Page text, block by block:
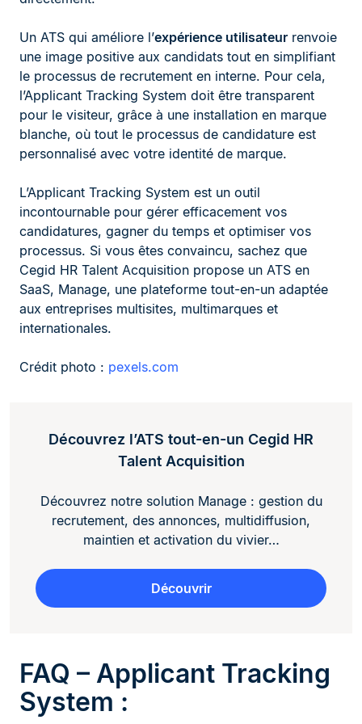
Un ATS qui améliore l’expérience utilisateur renvoie
une image positive aux candidats tout en simplifiant
le processus de recrutement en interne. Pour cela,
l’Applicant Tracking System doit être transparent
pour le visiteur, grâce à une installation en marque
blanche, où tout le processus de candidature est
personnalisé avec votre identité de marque.
L’Applicant Tracking System est un outil
incontournable pour gérer efficacement vos
candidatures, gagner du temps et optimiser vos
processus. Si vous êtes convaincu, sachez que
Cegid HR Talent Acquisition propose un ATS en
SaaS, Manage, une plateforme tout-en-un adaptée
aux entreprises multisites, multimarques et
internationales.
Crédit photo : pexels.com
Découvrez l’ATS tout-en-un Cegid HR
Talent Acquisition
Découvrez notre solution Manage : gestion du
recrutement, des annonces, multidiffusion,
maintien et activation du vivier…
Découvrir
FAQ – Applicant Tracking
System :